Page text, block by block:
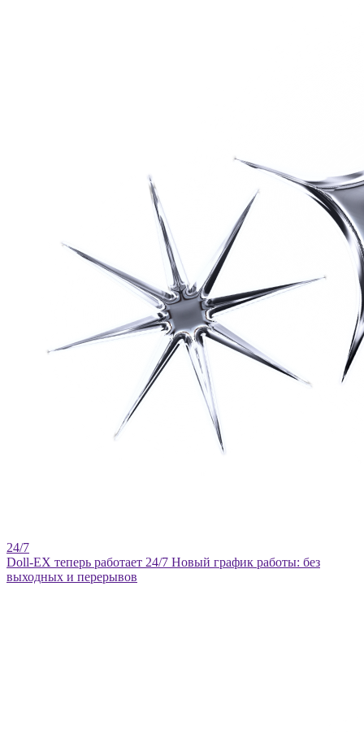
Doll-EX теперь работает 24/7 Новый график работы: без
выходных и перерывов